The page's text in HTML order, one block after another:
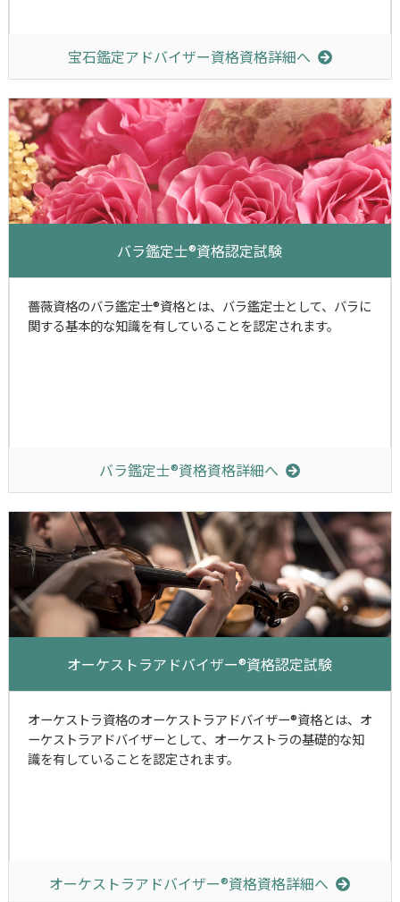
宝石鑑定アドバイザー資格資格詳細へ
バラ鑑定士®資格認定試験
薔薇資格のバラ鑑定士®資格とは、バラ鑑定士として、バラに
関する基本的な知識を有していることを認定されます。
バラ鑑定士®資格資格詳細へ
オーケストラアドバイザー®資格認定試験
オーケストラ資格のオーケストラアドバイザー®資格とは、オ
ーケストラアドバイザーとして、オーケストラの基礎的な知
識を有していることを認定されます。
オーケストラアドバイザー®資格資格詳細へ